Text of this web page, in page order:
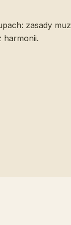
zasady
harmonii.